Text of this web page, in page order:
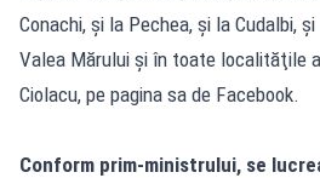
Conachi, şi la Pechea, şi la Cudalbi,
Valea Mărului şi în toate localităţile
Ciolacu, pe pagina sa de Facebook.
Conform prim-ministrului, se